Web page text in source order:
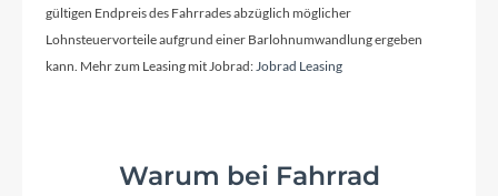
gültigen Endpreis des Fahrrades abzüglich möglicher
Lohnsteuervorteile aufgrund einer Barlohnumwandlung ergeben
kann. Mehr zum Leasing mit Jobrad:Jobrad Leasing
Warum bei Fahrrad